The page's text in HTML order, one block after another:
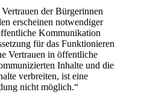
der Bürgerinnen
erscheinen notwendiger
Kommunikation
für das Funktionieren
Vertrauen in öffentliche
Inhalte und die
verbreiten, ist eine
nicht möglich.“